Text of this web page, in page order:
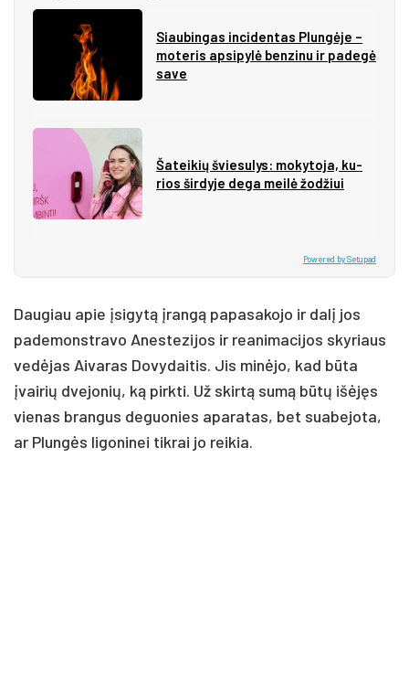
Siau­bin­gas in­ci­den­tas Plun­gė­je –
mo­te­ris ap­si­py­lė ben­zi­nu ir pa­de­gė
sa­ve
Ša­tei­kių švie­su­lys: mo­ky­to­ja, ku­
rios šir­dy­je de­ga mei­lė žo­džiui
Powered by Setupad
Daugiau apie įsigytą įrangą papasakojo ir dalį jos
pademonstravo Anestezijos ir reanimacijos skyriaus
vedėjas Aivaras Dovydaitis. Jis minėjo, kad būta
įvairių dvejonių, ką pirkti. Už skirtą sumą būtų išėjęs
vienas brangus deguonies aparatas, bet suabejota,
ar Plungės ligoninei tikrai jo reikia.